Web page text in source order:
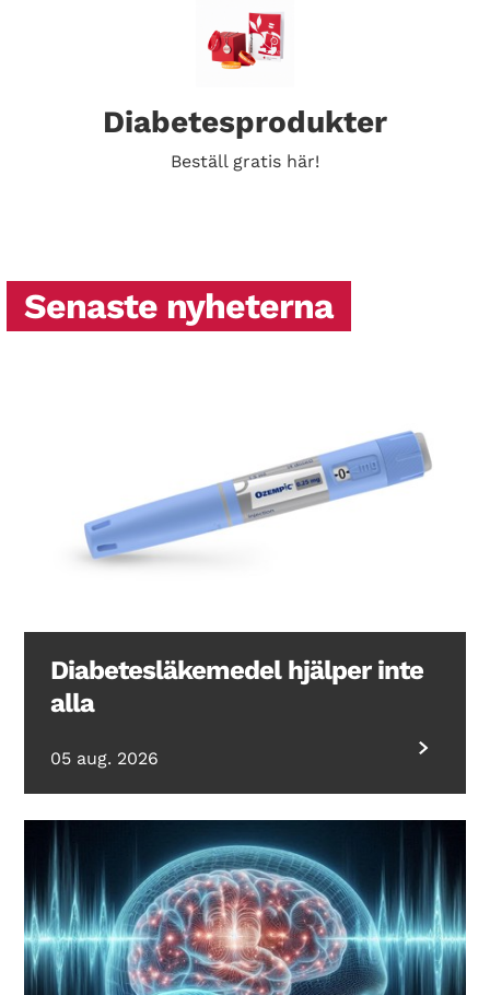
Diabetesprodukter
Beställ gratis här!
Senaste nyheterna
Diabetesläkemedel hjälper inte
alla
05 aug. 2026